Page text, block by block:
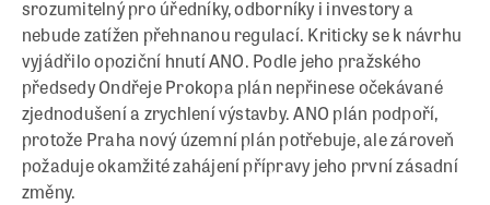
srozumitelný pro úředníky, odborníky i investory a
nebude zatížen přehnanou regulací. Kriticky se k návrhu
vyjádřilo opoziční hnutí ANO. Podle jeho pražského
předsedy Ondřeje Prokopa plán nepřinese očekávané
zjednodušení a zrychlení výstavby. ANO plán podpoří,
protože Praha nový územní plán potřebuje, ale zároveň
požaduje okamžité zahájení přípravy jeho první zásadní
změny.